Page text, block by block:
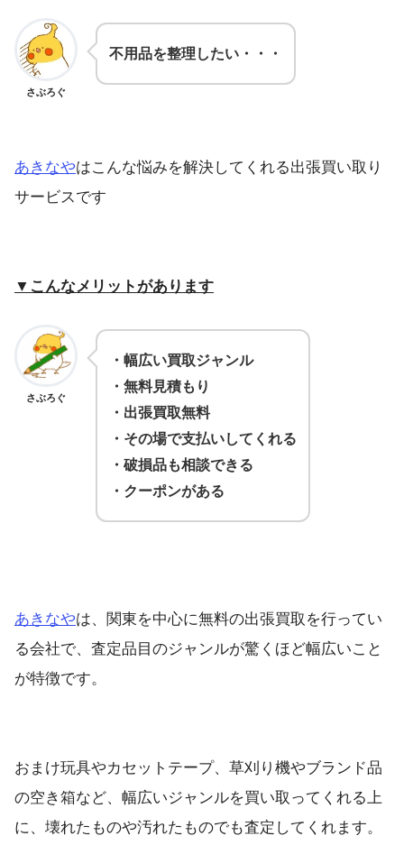
さぶろぐ
不用品を整理したい・・・
あきなやはこんな悩みを解決してくれる出張買い取り
サービスです
▼こんなメリットがあります
さぶろぐ
・幅広い買取ジャンル
・無料見積もり
・出張買取無料
・その場で支払いしてくれる
・破損品も相談できる
・クーポンがある
あきなやは、関東を中心に無料の出張買取を行ってい
る会社で、査定品目のジャンルが驚くほど幅広いこと
が特徴です。
おまけ玩具やカセットテープ、草刈り機やブランド品
の空き箱など、幅広いジャンルを買い取ってくれる上
に、壊れたものや汚れたものでも査定してくれます。